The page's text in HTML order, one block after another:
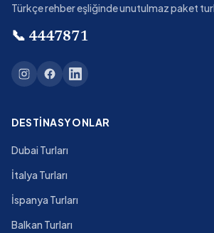
Türkçe rehber eşliğinde unutulmaz paket
📞 4447871
DESTINASYONLAR
Dubai Turları
İtalya Turları
İspanya Turları
Balkan Turları